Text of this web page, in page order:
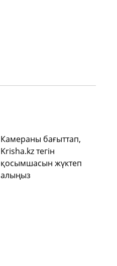
Камераны бағыттап,
Krisha.kz тегін
қосымшасын жүктеп
алыңыз